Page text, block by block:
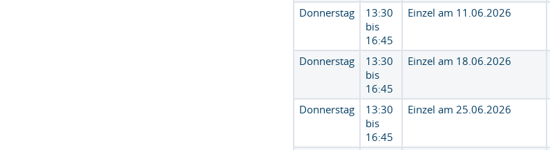
Donnerstag
13:30
bis
16:45
Einzel am 11.06.2026
Donnerstag
13:30
bis
16:45
Einzel am 18.06.2026
Donnerstag
13:30
bis
16:45
Einzel am 25.06.2026